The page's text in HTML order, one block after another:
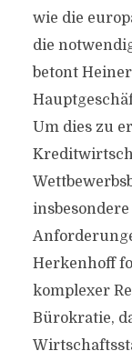
wie die
die
betont
Um dies zu
Herkenhoff
komplexer
Bürokratie,